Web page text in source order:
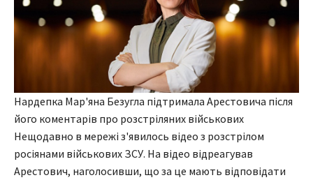
Нардепка Мар'яна Безугла підтримала Арестовича після
його коментарів про розстріляних військових
Нещодавно в мережі з'явилось відео з розстрілом
росіянами військових ЗСУ. На відео відреагував
Арестович, наголосивши, що за це мають відповідати